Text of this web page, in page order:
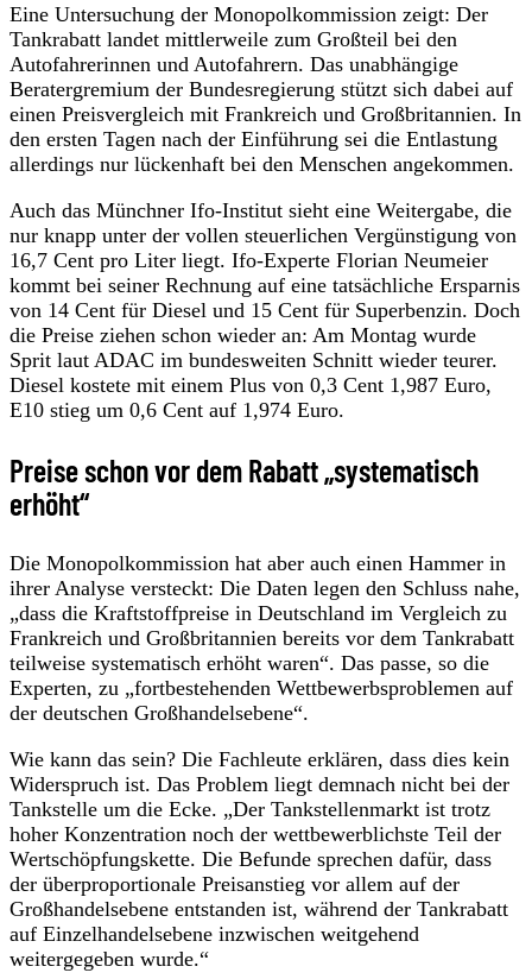
Eine Untersuchung der Monopolkommission zeigt: Der
Tankrabatt landet mittlerweile zum Großteil bei den
Autofahrerinnen und Autofahrern. Das unabhängige
Beratergremium der Bundesregierung stützt sich dabei auf
einen Preisvergleich mit Frankreich und Großbritannien. In
den ersten Tagen nach der Einführung sei die Entlastung
allerdings nur lückenhaft bei den Menschen angekommen.
Auch das Münchner Ifo-Institut sieht eine Weitergabe, die
nur knapp unter der vollen steuerlichen Vergünstigung von
16,7 Cent pro Liter liegt. Ifo-Experte Florian Neumeier
kommt bei seiner Rechnung auf eine tatsächliche Ersparnis
von 14 Cent für Diesel und 15 Cent für Superbenzin. Doch
die Preise ziehen schon wieder an: Am Montag wurde
Sprit laut ADAC im bundesweiten Schnitt wieder teurer.
Diesel kostete mit einem Plus von 0,3 Cent 1,987 Euro,
E10 stieg um 0,6 Cent auf 1,974 Euro.
Preise schon vor dem Rabatt „systematisch
erhöht“
Die Monopolkommission hat aber auch einen Hammer in
ihrer Analyse versteckt: Die Daten legen den Schluss nahe,
„dass die Kraftstoffpreise in Deutschland im Vergleich zu
Frankreich und Großbritannien bereits vor dem Tankrabatt
teilweise systematisch erhöht waren“. Das passe, so die
Experten, zu „fortbestehenden Wettbewerbsproblemen auf
der deutschen Großhandelsebene“.
Wie kann das sein? Die Fachleute erklären, dass dies kein
Widerspruch ist. Das Problem liegt demnach nicht bei der
Tankstelle um die Ecke. „Der Tankstellenmarkt ist trotz
hoher Konzentration noch der wettbewerblichste Teil der
Wertschöpfungskette. Die Befunde sprechen dafür, dass
der überproportionale Preisanstieg vor allem auf der
Großhandelsebene entstanden ist, während der Tankrabatt
auf Einzelhandelsebene inzwischen weitgehend
weitergegeben wurde.“